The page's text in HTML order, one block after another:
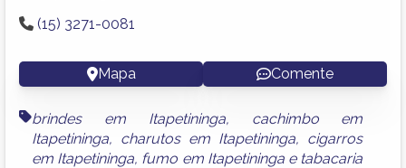
(15) 3271-0081
Mapa Comente
brindes em Itapetininga, cachimbo em
Itapetininga, charutos em Itapetininga, cigarros
em Itapetininga, fumo em Itapetiningae tabacaria